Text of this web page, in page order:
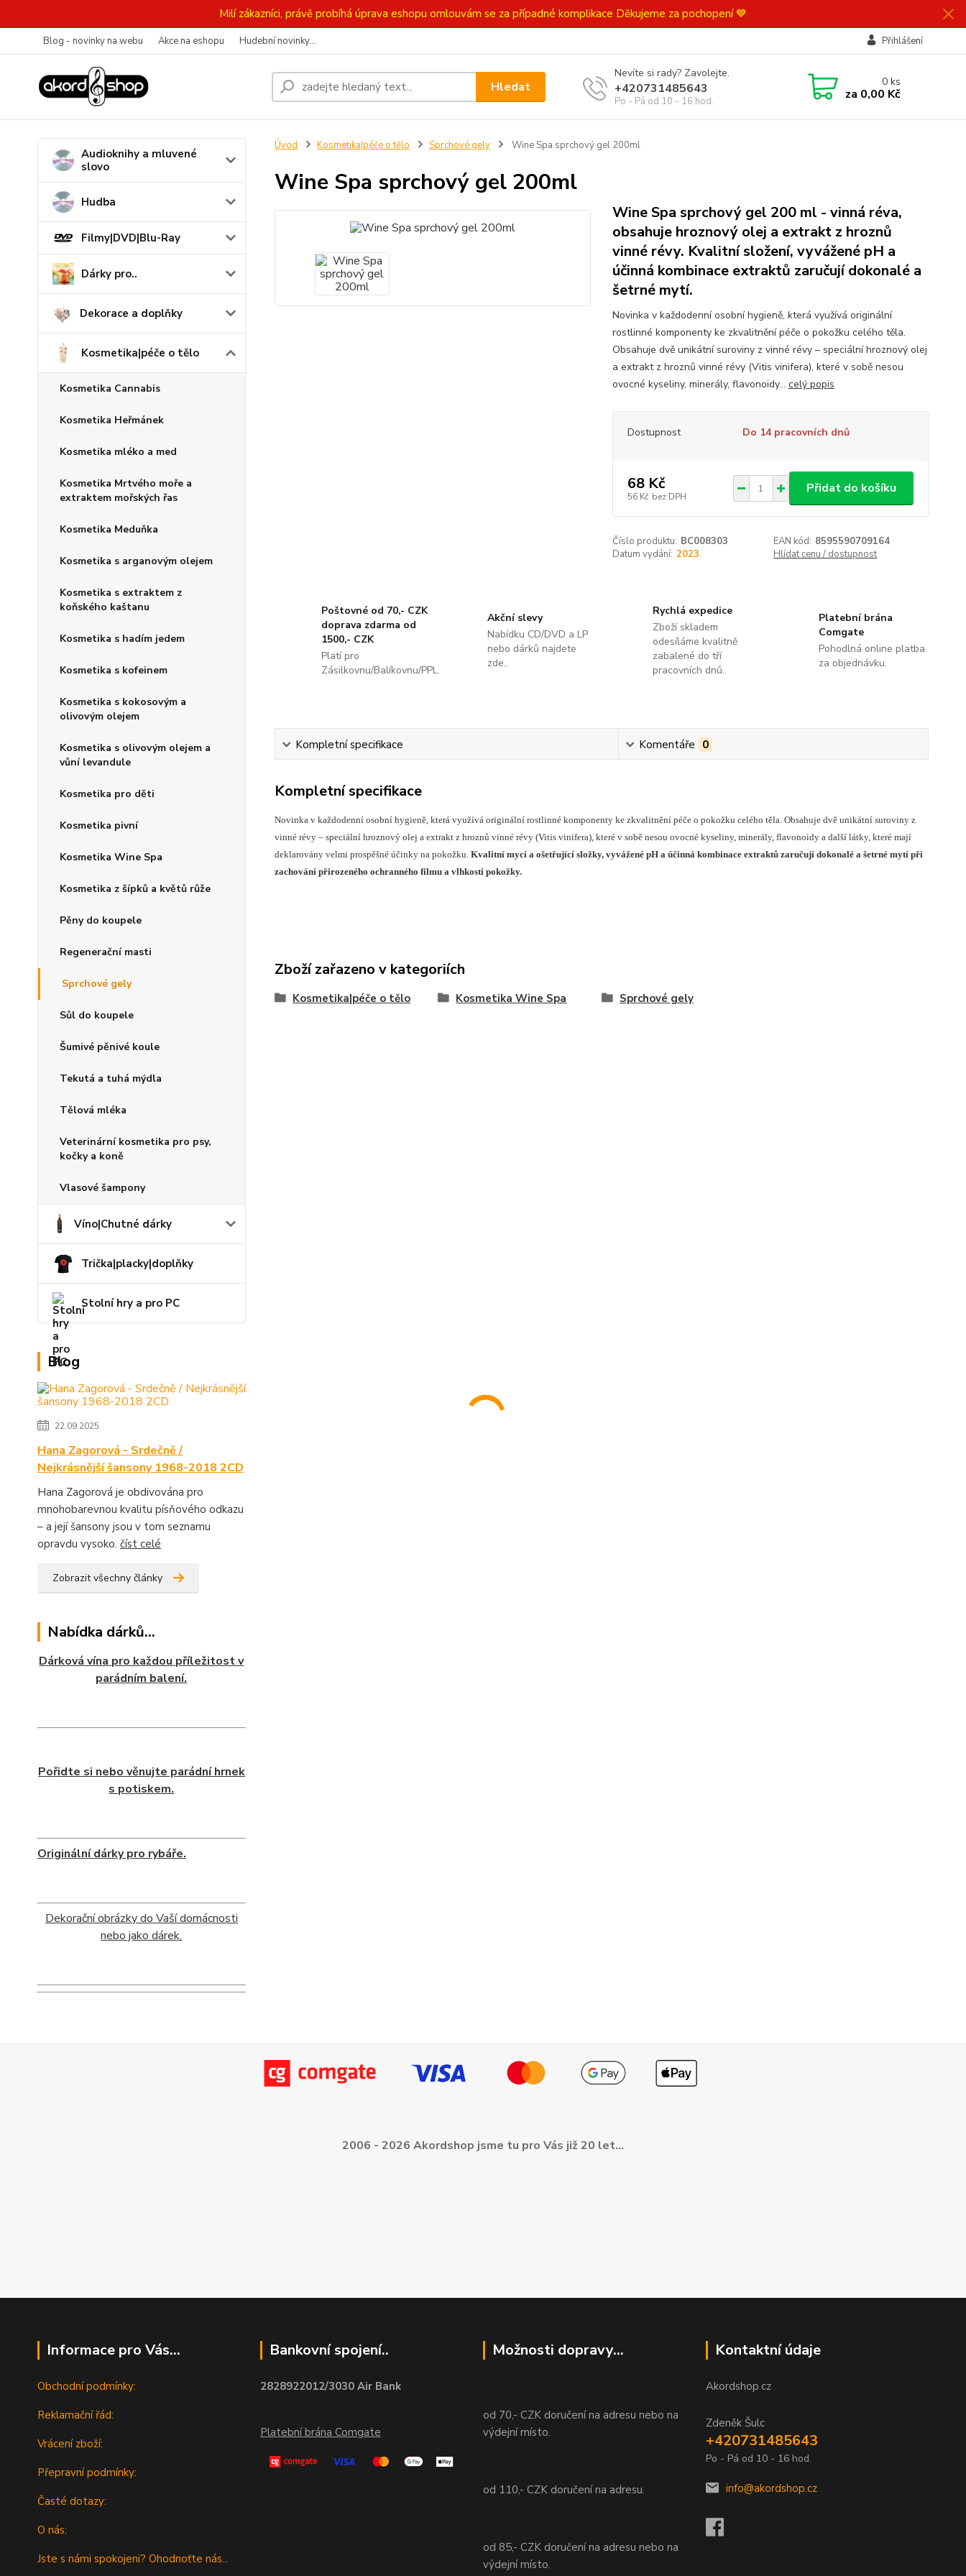
Milí zákazníci, právě probíhá úprava eshopu omlouvám se za případné komplikace Děkujeme za pochopení 💙
Blog - novinky na webu Akce na eshopu Hudební novinky... Přihlášení
Hledat
Nevíte si rady? Zavolejte.
+420731485643
Po - Pá od 10 - 16 hod.
0ks
za 0,00 Kč
Audioknihy a mluvené
slovo
Hudba
Filmy|DVD|Blu-Ray
Dárky pro..
Dekorace a doplňky
Kosmetika|péče o tělo
Kosmetika Cannabis
Kosmetika Heřmánek
Kosmetika mléko a med
Kosmetika Mrtvého moře a
extraktem mořských řas
Kosmetika Meduňka
Kosmetika s arganovým olejem
Kosmetika s extraktem z
koňského kaštanu
Kosmetika s hadím jedem
Kosmetika s kofeinem
Kosmetika s kokosovým a
olivovým olejem
Kosmetika s olivovým olejem a
vůní levandule
Kosmetika pro děti
Kosmetika pivní
Kosmetika Wine Spa
Kosmetika z šípků a květů růže
Pěny do koupele
Regenerační masti
Sprchové gely
Sůl do koupele
Šumivé pěnivé koule
Tekutá a tuhá mýdla
Tělová mléka
Veterinární kosmetika pro psy,
kočky a koně
Vlasové šampony
Víno|Chutné dárky
Trička|placky|doplňky
Stolní hry a pro PC
Blog
22.09.2025
Hana Zagorová - Srdečně /
Nejkrásnější šansony 1968-2018 2CD
Hana Zagorová je obdivována pro
mnohobarevnou kvalitu písňového odkazu
– a její šansony jsou v tom seznamu
opravdu vysoko. číst celé
Zobrazit všechny články
Nabídka dárků...
Dárková vína pro každou příležitost v
parádním balení.
Pořidte si nebo věnujte parádní hrnek
s potiskem.
Originální dárky pro rybáře.
Dekorační obrázky do Vaší domácnosti
nebo jako dárek.
Úvod Kosmetika|péče o tělo Sprchové gely Wine Spa sprchový gel 200ml
Wine Spa sprchový gel 200ml
Wine Spa sprchový gel 200 ml - vinná réva,
obsahuje hroznový olej a extrakt z hroznů
vinné révy. Kvalitní složení, vyvážené pH a
účinná kombinace extraktů zaručují dokonalé a
šetrné mytí.
Novinka v každodenní osobní hygieně, která využívá originální
rostlinné komponenty ke zkvalitnění péče o pokožku celého těla.
Obsahuje dvě unikátní suroviny z vinné révy – speciální hroznový olej
a extrakt z hroznů vinné révy (Vitis vinifera), které v sobě nesou
ovocné kyseliny, minerály, flavonoidy... celý popis
Dostupnost Do 14 pracovních dnů
68 Kč
56 Kč bez DPH
Přidat do košíku
Číslo produktu: BC008303 EAN kód: 8595590709164
Datum vydání: 2023 Hlídat cenu / dostupnost
Poštovné od 70,- CZK
doprava zdarma od
1500,- CZK
Platí pro
Zásilkovnu/Balíkovnu/PPL.
Akční slevy
Nabídku CD/DVD a LP
nebo dárků najdete
zde..
Rychlá expedice
Zboží skladem
odesíláme kvalitně
zabalené do tří
pracovních dnů..
Platební brána
Comgate
Pohodlná online platba
za objednávku.
Kompletní specifikace Komentáře 0
Kompletní specifikace
Novinka v každodenní osobní hygieně, která využívá originální rostlinné komponenty ke zkvalitnění péče o pokožku celého těla. Obsahuje dvě unikátní suroviny z
vinné révy – speciální hroznový olej a extrakt z hroznů vinné révy (Vitis vinifera), které v sobě nesou ovocné kyseliny, minerály, flavonoidy a další látky, které mají
deklarovány velmi prospěšné účinky na pokožku. Kvalitní mycí a ošetřující složky, vyvážené pH a účinná kombinace extraktů zaručují dokonalé a šetrné mytí při
zachování přirozeného ochranného filmu a vlhkosti pokožky.
Zboží zařazeno v kategoriích
Kosmetika|péče o tělo Kosmetika Wine Spa Sprchové gely
2006 - 2026 Akordshop jsme tu pro Vás již 20 let...
Informace pro Vás...
Obchodní podmínky:
Reklamační řád:
Vrácení zboží:
Přepravní podmínky:
Časté dotazy:
O nás:
Jste s námi spokojeni? Ohodnoťte nás...
Bankovní spojení..
2828922012/3030 Air Bank
Platební brána Comgate
Možnosti dopravy...
od 70,- CZK doručení na adresu nebo na
výdejní místo.
od 110,- CZK doručení na adresu.
od 85,- CZK doručení na adresu nebo na
výdejní místo.
Kontaktní údaje
Akordshop.cz
Zdeněk Šulc
+420731485643
Po - Pá od 10 - 16 hod.
info@akordshop.cz